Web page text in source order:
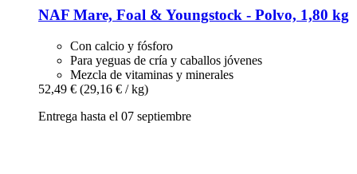
NAF Mare, Foal & Youngstock -​ Polvo, 1,80 kg
Con calcio y fósforo
Para yeguas de cría y caballos jóvenes
Mezcla de vitaminas y minerales
52,49 € (29,16 € / kg)
Entrega hasta el 07 septiembre